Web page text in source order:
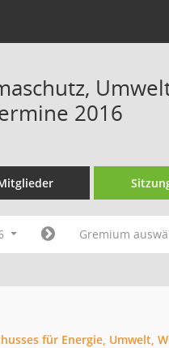
2016
Gremium
für Energie, Umwelt,